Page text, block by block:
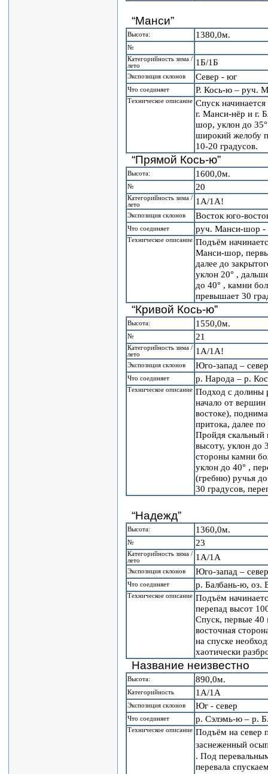
“Манси”
Высота: 1380,0м.
№
Категорийность зима /
лето
1Б/1Б
Экспозиция склонов Север - юг
Что соединяет Р. Кось-ю – руч.
Техническое описание Спуск
г. Манси-нёр и г.
шор, уклон до
широкий желобу
10-20 градусов.
“Прямой Кось-ю”
Высота: 1600,0м.
№ 20
Категорийность зима /
лето
1А/1А!
Экспозиция склонов Восток юго-
Что соединяет руч. Манси-шор -
Техническое описание Подъём
Манси-шор,
далее до
уклон 20° ,
до 40° , камни
превышает 30
“Кривой Кось-ю”
Высота: 1550,0м.
№ 21
Категорийность зима /
лето
1А/1А!
Экспозиция склонов Юго-запад –
Что соединяет р. Народа – р.
Техническое описание Подход с долины
начало от
востоке),
притока, далее
Пройдя скальный
высоту, уклон до
стороны камни
уклон до 40° ,
(гребню) ручья
30 градусов,
“Надежд”
Высота: 1360,0м.
№ 23
Категорийность зима /
лето
1А/1А
Экспозиция склонов Юго-запад –
Что соединяет р. Балбань-ю, оз.
Техническое описание Подъём
перепад высот
Спуск, первые 40
восточная
на спуске
хаотически
Название неизвестно
Высота: 890,0м.
Категорийность 1А/1А
Экспозиция склонов Юг - север
Что соединяет р. Сэлэмь-ю – р.
Техническое описание Подъём на север
заснеженный
. Под
перевала